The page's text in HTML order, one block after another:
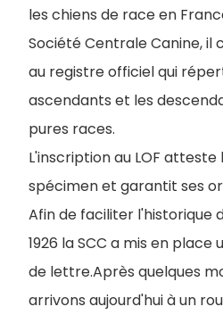
les chiens de race en
Société Centrale Canine, il
au registre officiel qui
ascendants et les
pures races.
L'inscription au LOF
spécimen et garantit ses
Afin de faciliter l'historique
1926 la SCC a mis en place
de lettre.Après quelques
arrivons aujourd'hui à un